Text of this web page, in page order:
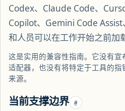
Codex、Claude Code、
Copilot、Gemini Code
和人员可以在工作开始之前加
这是实用的兼容性指南。它没有
适配器，也没有将特定于工具的
来源。
当前支撑边界 #